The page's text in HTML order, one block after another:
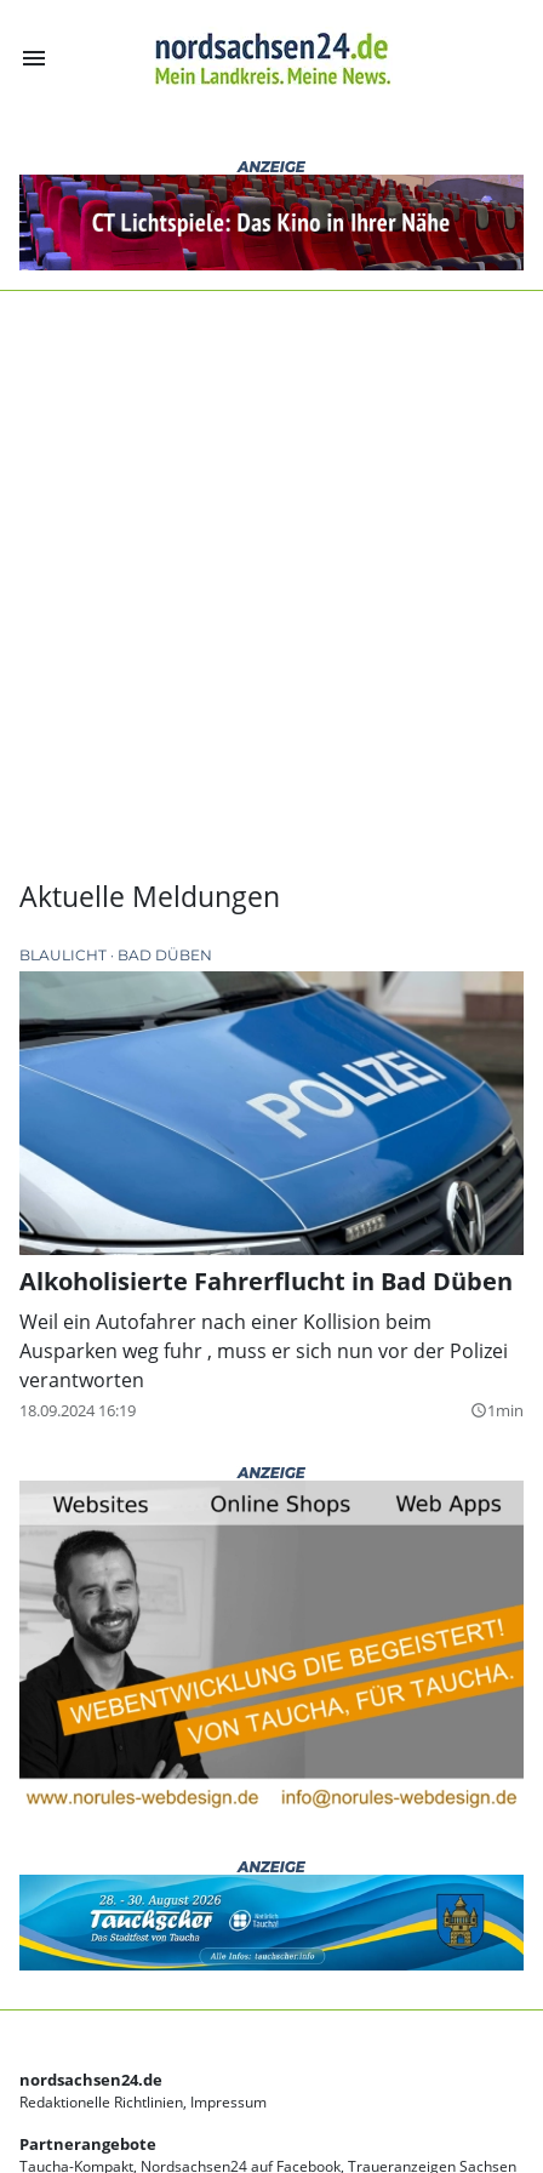
menu
Aktuelle Meldungen
BLAULICHT BAD DÜBEN
Alkoholisierte Fahrerflucht in Bad Düben
Weil ein Autofahrer nach einer Kollision beim
Ausparken weg fuhr , muss er sich nun vor der Polizei
verantworten
18.09.2024 16:19 query_builder1min
nordsachsen24.de
Redaktionelle Richtlinien Impressum
Partnerangebote
Taucha-Kompakt Nordsachsen24 auf Facebook Traueranzeigen Sachsen